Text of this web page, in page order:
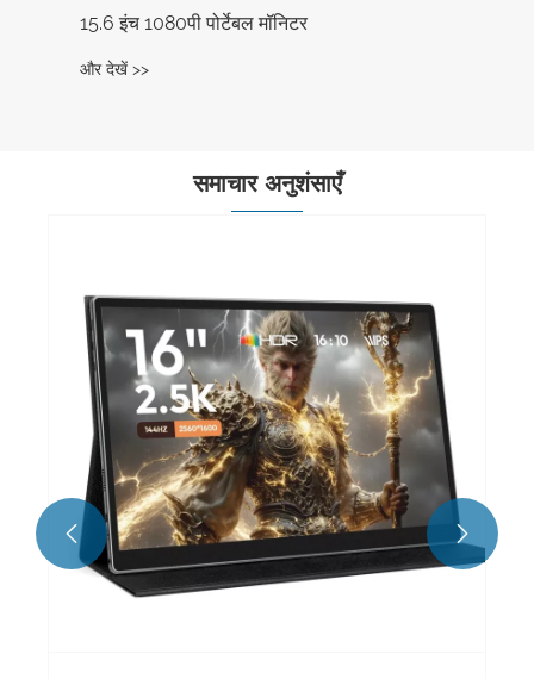
15.6 इंच 1080पी पोर्टेबल मॉनिटर
और देखें >>
समाचार अनुशंसाएँ
 